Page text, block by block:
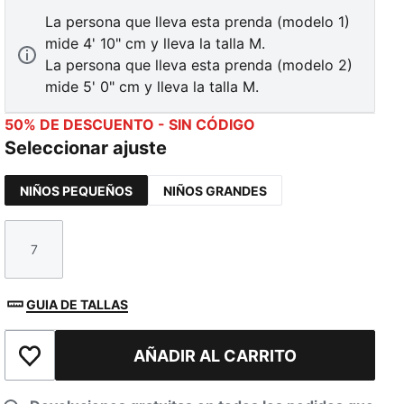
La persona que lleva esta prenda (modelo 1)
mide 4' 10" cm y lleva la talla M.
La persona que lleva esta prenda (modelo 2)
mide 5' 0" cm y lleva la talla M.
50% DE DESCUENTO - SIN CÓDIGO
Seleccionar ajuste
NIÑOS PEQUEÑOS NIÑOS GRANDES
Talla
7
GUIA DE TALLAS
Añadir a la lista de deseosAÑADIR AL CARRITO